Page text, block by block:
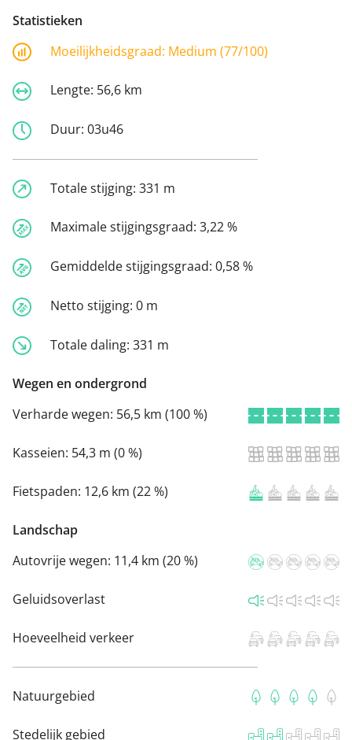
Statistieken
Moeilijkheidsgraad: Medium (77/100)
Lengte: 56,6 km
Duur: 03u46
Totale stijging: 331 m
Maximale stijgingsgraad: 3,22 %
Gemiddelde stijgingsgraad: 0,58 %
Netto stijging: 0 m
Totale daling: 331 m
Wegen en ondergrond
Verharde wegen: 56,5 km (100 %)
Kasseien: 54,3 m (0 %)
Fietspaden: 12,6 km (22 %)
Landschap
Autovrije wegen: 11,4 km (20 %)
Geluidsoverlast
Hoeveelheid verkeer
Natuurgebied
Stedelijk gebied